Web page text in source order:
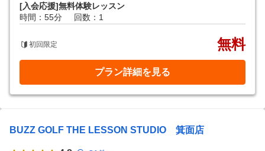
[入会応援]無料体験レッスン
時間：55分
回数：1
初回限定 無料
プラン詳細を見る
BUZZ GOLF THE LESSON STUDIO 箕面店